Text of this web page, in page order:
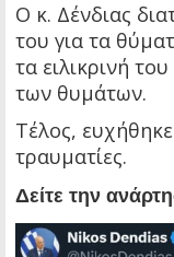
Ο κ. Δένδιας
του για τα
τα ειλικρινή
των θυμάτων.
Τέλος,
τραυματίες.
Δείτε την